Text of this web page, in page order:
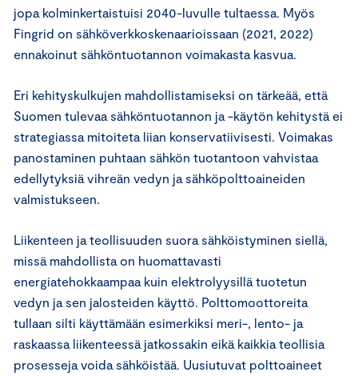
jopa kolminkertaistuisi 2040-luvulle tultaessa. Myös
Fingrid on sähköverkkoskenaarioissaan (2021, 2022)
ennakoinut sähköntuotannon voimakasta kasvua.
Eri kehityskulkujen mahdollistamiseksi on tärkeää, että
Suomen tulevaa sähköntuotannon ja -käytön kehitystä ei
strategiassa mitoiteta liian konservatiivisesti. Voimakas
panostaminen puhtaan sähkön tuotantoon vahvistaa
edellytyksiä vihreän vedyn ja sähköpolttoaineiden
valmistukseen.
Liikenteen ja teollisuuden suora sähköistyminen siellä,
missä mahdollista on huomattavasti
energiatehokkaampaa kuin elektrolyysillä tuotetun
vedyn ja sen jalosteiden käyttö. Polttomoottoreita
tullaan silti käyttämään esimerkiksi meri-, lento- ja
raskaassa liikenteessä jatkossakin eikä kaikkia teollisia
prosesseja voida sähköistää. Uusiutuvat polttoaineet